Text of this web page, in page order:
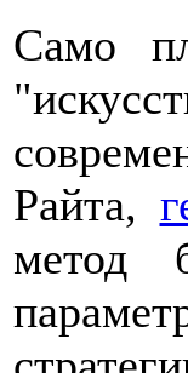
Само
Райта,
метод